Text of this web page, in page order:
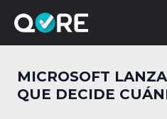
MICROSOFT
QUE DECIDE